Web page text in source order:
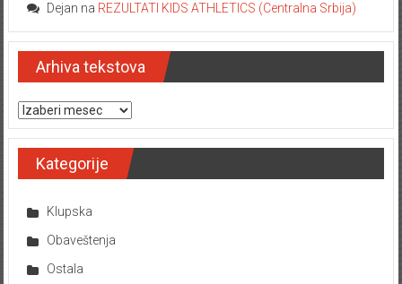
Dejan na REZULTATI KIDS ATHLETICS (Centralna Srbija)
Arhiva tekstova
Arhiva tekstova
Kategorije
Klupska
Obaveštenja
Ostala